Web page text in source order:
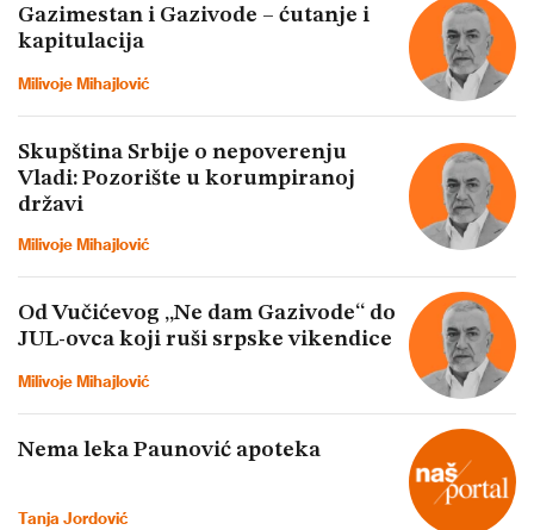
Gazimestan i Gazivode – ćutanje i
kapitulacija
Milivoje Mihajlović
Skupština Srbije o nepoverenju
Vladi: Pozorište u korumpiranoj
državi
Milivoje Mihajlović
Od Vučićevog „Ne dam Gazivode“ do
JUL-ovca koji ruši srpske vikendice
Milivoje Mihajlović
Nema leka Paunović apoteka
Tanja Jordović